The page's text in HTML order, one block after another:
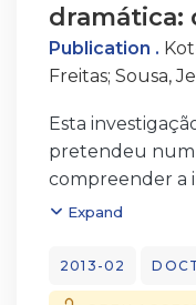
dramática:
Publication .
Freitas; Sousa,
Esta
pretendeu num
compreender a
enquanto
tempos, desde
teorias críticas e
Expand
2013-02